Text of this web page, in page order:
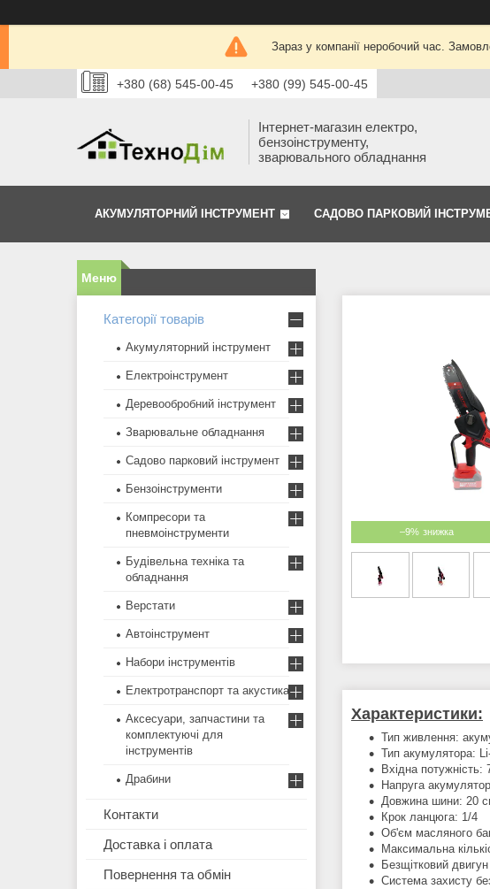
Зараз у компанії неробочий час.
+380 (68) 545-00-45 +380 (99) 545-00-45
Інтернет-магазин електро,
бензоінструменту,
зварювального обладнання
АКУМУЛЯТОРНИЙ ІНСТРУМЕНТ САДОВО ПАРКОВИЙ
–9%
Характеристики:
Тип живлення:
Тип акумулятора:
Вхідна потужність:
Напруга
Довжина шини: 20
Крок ланцюга: 1/4
Об'єм масляного
Максимальна
Безщітковий двигун
Система захисту
Категорії товарів
Акумуляторний інструмент
Електроінструмент
Деревообробний інструмент
Зварювальне обладнання
Садово парковий інструмент
Бензоінструменти
Компресори та
пневмоінструменти
Будівельна техніка та
обладнання
Верстати
Автоінструмент
Набори інструментів
Електротранспорт та акустика
Аксесуари, запчастини та
комплектуючі для
інструментів
Драбини
Контакти
Доставка і оплата
Повернення та обмін